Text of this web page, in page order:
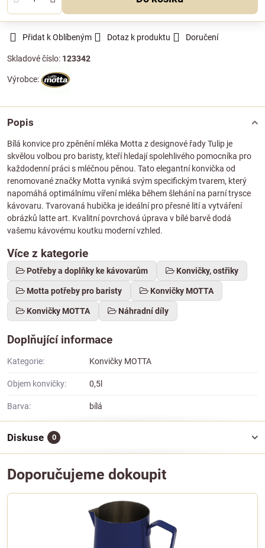
Přidat k Oblíbeným Dotaz k produktu Doručení
Skladové číslo: 123342
Výrobce:
Popis
Bílá konvice pro zpěnění mléka Motta z designové řady Tulip je
skvělou volbou pro baristy, kteří hledají spolehlivého pomocníka pro
každodenní práci s mléčnou pěnou. Tato elegantní konvička od
renomované značky Motta vyniká svým specifickým tvarem, který
napomáhá optimálnímu víření mléka během šlehání na parní trysce
kávovaru. Tvarovaná hubička je ideální pro přesné lití a vytváření
obrázků latte art. Kvalitní povrchová úprava v bílé barvě dodá
vašemu kávovému koutku moderní vzhled.
Více z kategorie
Potřeby a doplňky ke kávovarům Konvičky, ostřiky
Motta potřeby pro baristy Konvičky MOTTA
Konvičky MOTTA Náhradní díly
Doplňující informace
Kategorie: Konvičky MOTTA
Objem konvičky: 0,5l
Barva: bílá
Diskuse 0
Doporučujeme dokoupit